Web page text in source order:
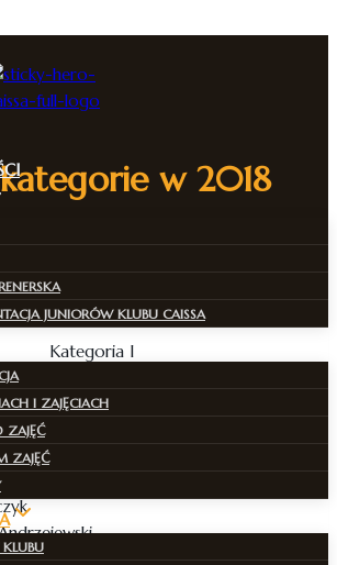
JUNIORÓW KLUBU CAISSA
I ZAJĘCIACH
ZAJĘĆ
ZAJĘĆ
KLUBU
w 2018
kategorie w 2018
Kategoria I